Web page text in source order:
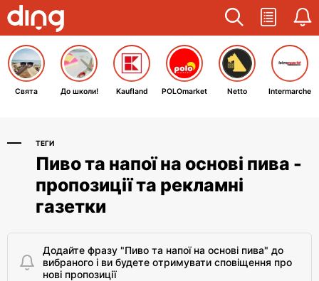
Свята До школи! Kaufland POLOmarket Netto Intermarche
ТЕГИ
Пиво та напої на основі пива -
пропозиції та рекламні
газетки
Додайте фразу "Пиво та напої на основі пива" до
вибраного і ви будете отримувати сповіщення про
нові пропозиції